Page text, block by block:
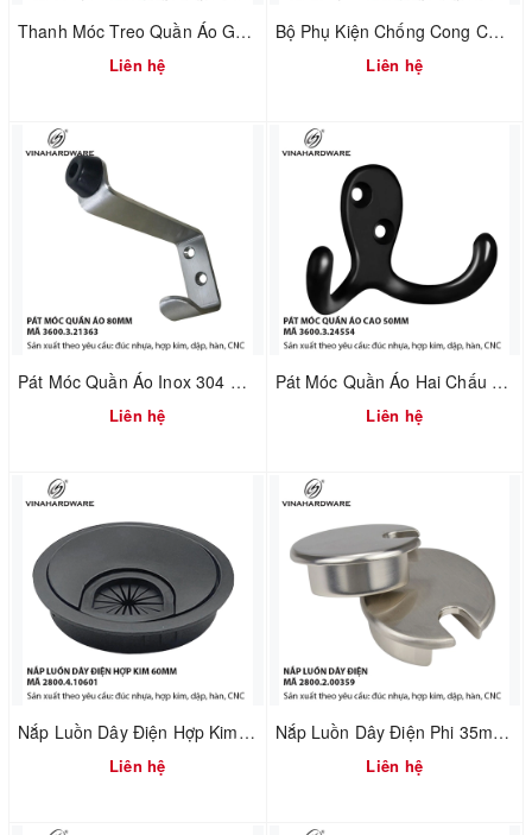
Thanh Móc Treo Quần Áo Gắn Nóc Tủ Dài 480mm – Vinahardware | Mã 3600.2.00147
Liên hệ
Bộ Phụ Kiện Chống Cong Cửa Tủ – Điều Chỉnh Cánh Cửa | Mã 3500.2.00007
Liên hệ
Pát Móc Quần Áo Inox 304 Không Rỉ Tích Hợp Chặn Cửa – Dài 80mm | Mã 3600.3.21363
Liên hệ
Pát Móc Quần Áo Hai Chấu Màu Đen Cao 50mm – Vinahardware | Mã 3600.3.24554
Liên hệ
Nắp Luồn Dây Điện Hợp Kim Phi 60mm Sơn Đen – Mã 2800.4.10601
Liên hệ
Nắp Luồn Dây Điện Phi 35mm – Hợp Kim Đúc Xi Mạ Nikel Xước Mờ | Mã 2800.2.00359
Liên hệ